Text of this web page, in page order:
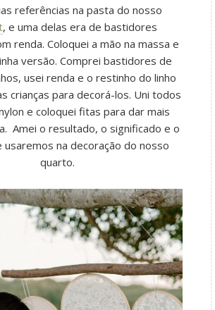
referências na pasta do nosso
, e uma delas era de bastidores
renda. Coloquei a mão na massa e
versão. Comprei bastidores de
usei renda e o restinho do linho
crianças para decorá-los. Uni todos
e coloquei fitas para dar mais
Amei o resultado, o significado e o
na decoração do nosso
quarto.